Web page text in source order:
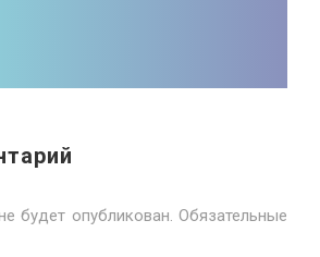
будет опубликован. Обязательные